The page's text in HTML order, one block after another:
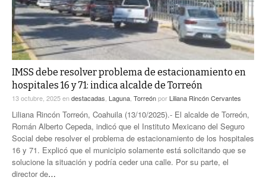
IMSS debe resolver problema de estacionamiento en
hospitales 16 y 71: indica alcalde de Torreón
13 octubre, 2025endestacadas Laguna Torreónpor Liliana Rincón Cervantes
Liliana Rincón Torreón, Coahuila (13/10/2025).- El alcalde de Torreón,
Román Alberto Cepeda, indicó que el Instituto Mexicano del Seguro
Social debe resolver el problema de estacionamiento de los hospitales
16 y 71. Explicó que el municipio solamente está solicitando que se
solucione la situación y podría ceder una calle. Por su parte, el
director de…